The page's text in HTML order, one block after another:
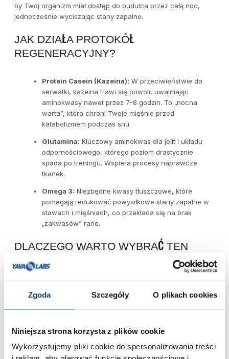
Zgoda Szczegóły O plikach cookies
Niniejsza strona korzysta z plików cookie
Wykorzystujemy pliki cookie do spersonalizowania treści
by Twój organizm miał dostęp do budulca przez całą noc,
jednocześnie wyciszając stany zapalne.
JAK DZIAŁA PROTOKÓŁ
REGENERACYJNY?
Protein Casein (Kazeina): W przeciwieństwie do
serwatki, kazeina trawi się powoli, uwalniając
aminokwasy nawet przez 7-8 godzin. To „nocna
warta”, która chroni Twoje mięśnie przed
katabolizmem podczas snu.
Glutamina: Kluczowy aminokwas dla jelit i układu
odpornościowego, którego poziom drastycznie
spada po treningu. Wspiera procesy naprawcze
tkanek.
Omega 3: Niezbędne kwasy tłuszczowe, które
pomagają redukować powysiłkowe stany zapalne w
stawach i mięśniach, co przekłada się na brak
„zakwasów” rano.
DLACZEGO WARTO WYBRAĆ TEN
ZESTAW?
wielogodzinnej przerwy w jedzeniu.
zapalnych.
Wsparcie układu odpornościowego i zdrowia jelit.